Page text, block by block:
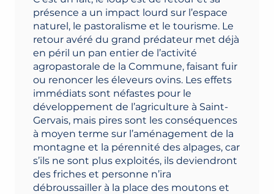
présence a un impact lourd sur l’espace
naturel, le pastoralisme et le tourisme. Le
retour avéré du grand prédateur met déjà
en péril un pan entier de l’activité
agropastorale de la Commune, faisant fuir
ou renoncer les éleveurs ovins. Les effets
immédiats sont néfastes pour le
développement de l’agriculture à Saint-
Gervais, mais pires sont les conséquences
à moyen terme sur l’aménagement de la
montagne et la pérennité des alpages, car
s’ils ne sont plus exploités, ils deviendront
des friches et personne n’ira
débroussailler à la place des moutons et